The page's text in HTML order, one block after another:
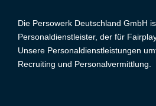
Die Persowerk Deutschland GmbH
Personaldienstleister, der für
Unsere Personaldienstleistungen
Recruiting und Personalvermittlung.